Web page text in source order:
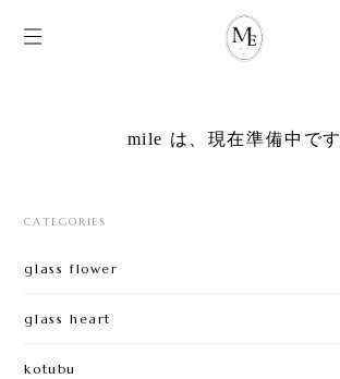
mile は、現在準備中です
CATEGORIES
glass flower
glass heart
kotubu